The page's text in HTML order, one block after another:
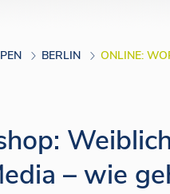
BERLIN ONLINE:
– wie